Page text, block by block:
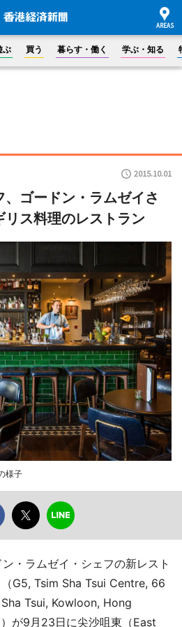
ぶ 買う 暮らす・働く 学ぶ・知る
2015.10.01
ゴードン・ラムゼイさ
ス料理のレストラン
様子
・ラムゼイ・シェフの新レスト
G5, Tsim Sha Tsui Centre, 66
Tsui, Kowloon, Hong
9月23日に尖沙咀東（East